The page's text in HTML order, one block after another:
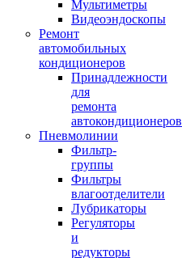
Мультиметры
Видеоэндоскопы
Ремонт
автомобильных
кондиционеров
Принадлежности
для
ремонта
автокондиционеров
Пневмолинии
Фильтр-
группы
Фильтры
влагоотделители
Лубрикаторы
Регуляторы
и
редукторы